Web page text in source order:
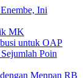
Ini
MK
untuk OAP
Poin
Menpan RB